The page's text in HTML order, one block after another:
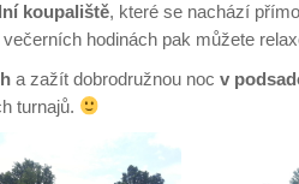
koupaliště, které se nachází
hodinách pak můžete
a zažít dobrodružnou noc v
turnajů.